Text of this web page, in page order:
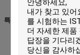
특징
진동 빈도를 위한 정
동시 저잡음 넓은 벨
운영하게 쉬운 견본